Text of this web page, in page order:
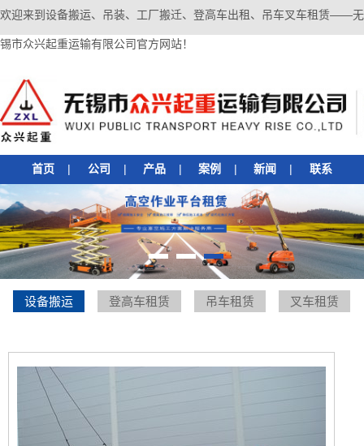
欢迎来到设备搬运、吊装、工厂搬迁、登高车出租、吊车叉车租赁——无
锡市众兴起重运输有限公司官方网站！
首页 | 公司 | 产品 | 案例 | 新闻 | 联系
1 2 3
设备搬运 登高车租赁 吊车租赁 叉车租赁